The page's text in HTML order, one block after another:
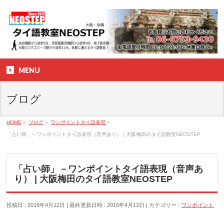
MENU
ブログ
HOME » ブログ » ワンポイントタイ語表現 »
「占い師」－ワンポイントタイ語表現（音声あり） | 大阪梅田のタイ語教室NEOSTEP
「占い師」－ワンポイントタイ語表現（音声あ
り） | 大阪梅田のタイ語教室NEOSTEP
投稿日 : 2016年4月12日 最終更新日時 : 2016年4月12日 カテゴリー : ワンポイント